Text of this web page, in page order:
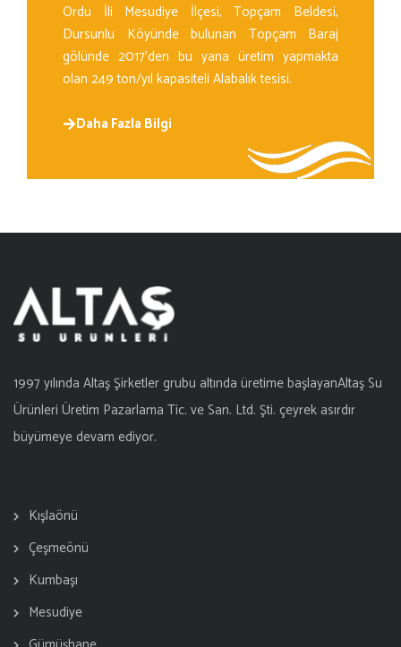
Ordu İli Mesudiye İlçesi, Topçam Beldesi,
Dursunlu Köyünde bulunan Topçam Baraj
gölünde 2017’den bu yana üretim yapmakta
olan 249 ton/yıl kapasiteli Alabalık tesisi.
Daha Fazla Bilgi
1997 yılında Altaş Şirketler grubu altında üretime başlayanAltaş Su
Ürünleri Üretim Pazarlama Tic. ve San. Ltd. Şti. çeyrek asırdır
büyümeye devam ediyor.
Kışlaönü
Çeşmeönü
Kumbaşı
Mesudiye